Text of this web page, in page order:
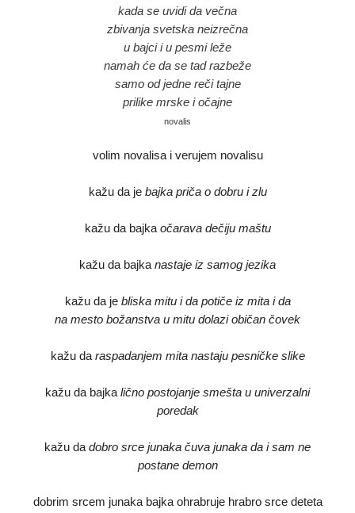
kada se uvidi da večna
zbivanja svetska neizrečna
u bajci i u pesmi leže
namah će da se tad razbeže
samo od jedne reči tajne
prilike mrske i očajne
novalis
volim novalisa i verujem novalisu
kažu da je bajka priča o dobru i zlu
kažu da bajka očarava dečiju maštu
kažu da bajka nastaje iz samog jezika
kažu da je bliska mitu i da potiče iz mita i da
na mesto božanstva u mitu dolazi običan čovek
kažu daraspadanjem mita nastaju pesničke slike
kažu da bajka lično postojanje smešta u univerzalni
poredak
kažu da dobro srce junaka čuva junaka da i sam ne
postane demon
dobrim srcem junaka bajka ohrabruje hrabro srce deteta